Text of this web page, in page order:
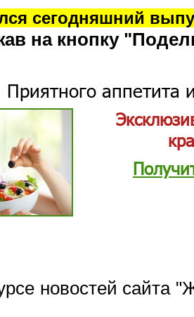
сегодняшний
на кнопку
Приятного аппетита
новостей сайта